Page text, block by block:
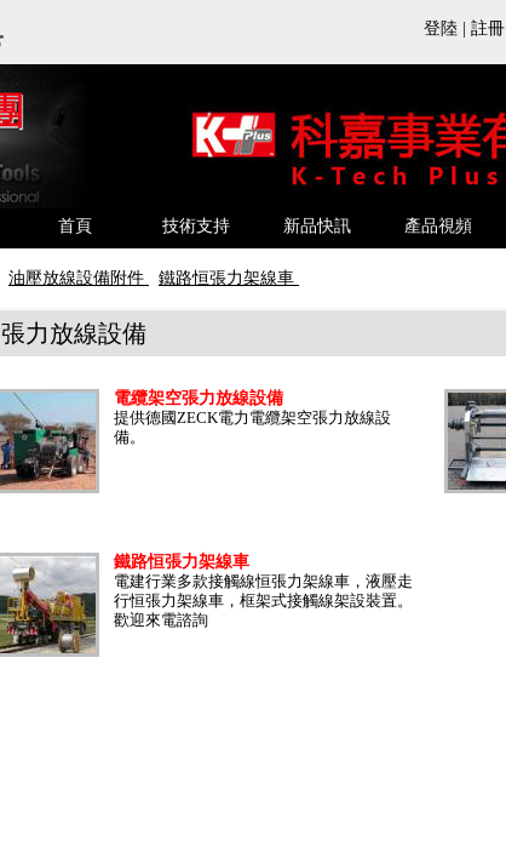
登陸 註冊
首頁 技術支持 新品快訊 產品視頻
油壓放線設備附件 鐵路恒張力架線車
張力放線設備
電纜架空張力放線設備
提供德國ZECK電力電纜架空張力放線設
備。
鐵路恒張力架線車
電建行業多款接觸線恒張力架線車，液壓走
行恒張力架線車，框架式接觸線架設裝置。
歡迎來電諮詢